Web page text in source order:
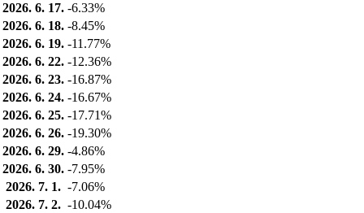
2026. 6. 17. -6.33%
2026. 6. 18. -8.45%
2026. 6. 19. -11.77%
2026. 6. 22. -12.36%
2026. 6. 23. -16.87%
2026. 6. 24. -16.67%
2026. 6. 25. -17.71%
2026. 6. 26. -19.30%
2026. 6. 29. -4.86%
2026. 6. 30. -7.95%
2026. 7. 1. -7.06%
2026. 7. 2. -10.04%